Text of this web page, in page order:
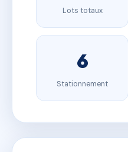
Lots totaux
6
Stationnement